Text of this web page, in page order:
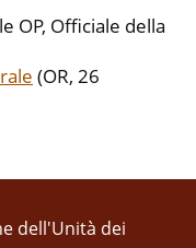
OP, Officiale della
(OR, 26
dell'Unità dei